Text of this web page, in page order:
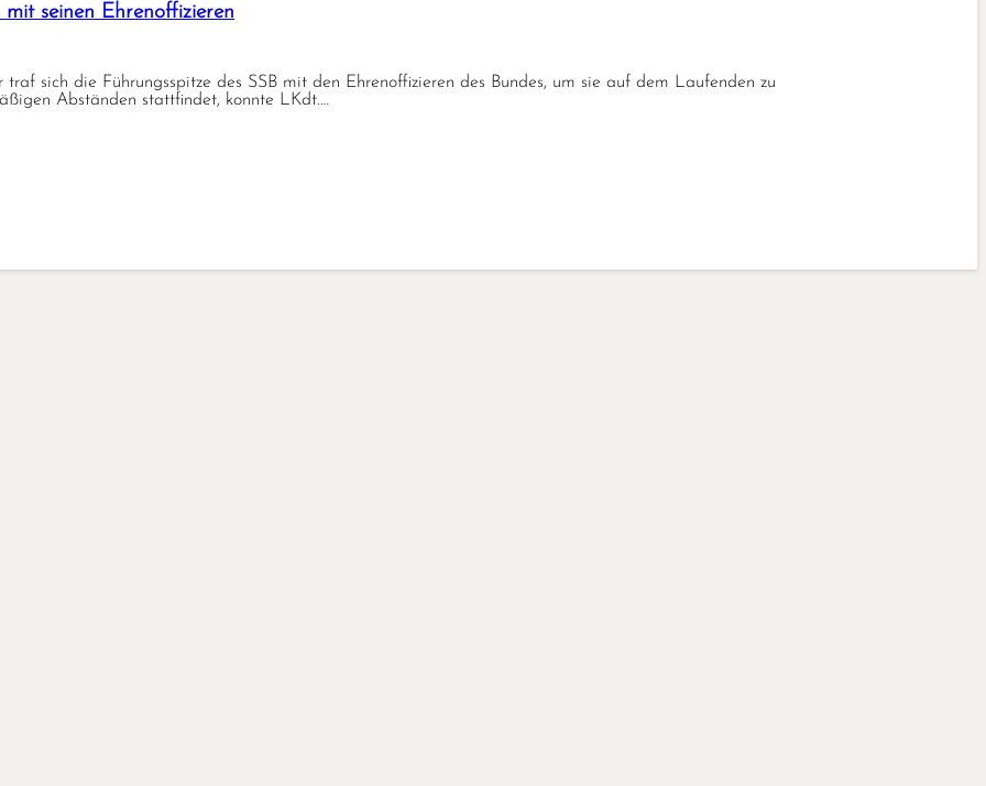
seinen Ehrenoffizieren
sich die Führungsspitze des SSB mit den Ehrenoffizieren des Bundes, um sie auf dem Laufenden zu
Abständen stattfindet, konnte LKdt.…